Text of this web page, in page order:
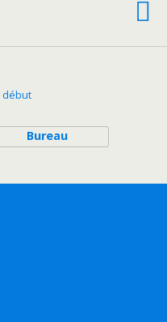
début
Bureau